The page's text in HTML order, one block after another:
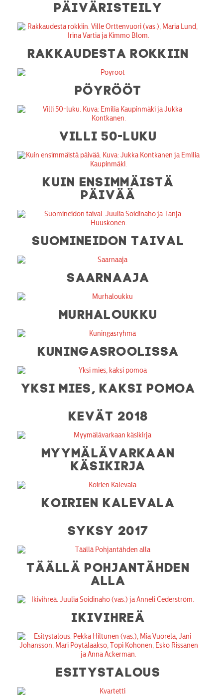
PÄIVÄRISTEILY
RAKKAUDESTA ROKKIIN
PÖYRÖÖT
VILLI 50-LUKU
KUIN ENSIMMÄISTÄ
PÄIVÄÄ
SUOMINEIDON TAIVAL
SAARNAAJA
MURHALOUKKU
KUNINGASROOLISSA
YKSI MIES, KAKSI POMOA
KEVÄT 2018
MYYMÄLÄVARKAAN
KÄSIKIRJA
KOIRIEN KALEVALA
SYKSY 2017
TÄÄLLÄ POHJANTÄHDEN
ALLA
IKIVIHREÄ
ESITYSTALOUS